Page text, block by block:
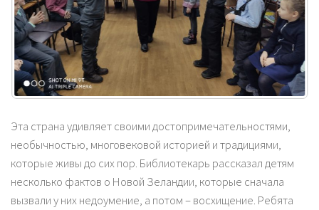
Эта страна удивляет своими достопримечательностями,
необычностью, многовековой историей и традициями,
которые живы до сих пор. Библиотекарь рассказал детям
несколько фактов о Новой Зеландии, которые сначала
вызвали у них недоумение, а потом – восхищение. Ребята